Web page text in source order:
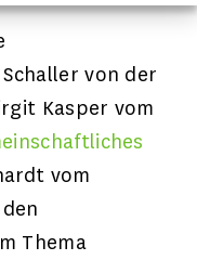
von der
Kasper vom
vom
den
Thema